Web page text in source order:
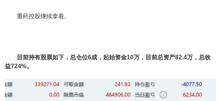
重药控股继续拿着。
目前持有股票如下，总仓位6成，起始资金10万，目前总资产82.4万，总收
益724%。